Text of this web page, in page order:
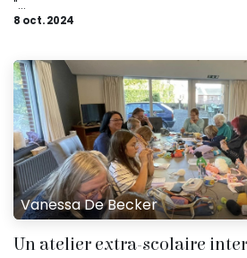
"...
8 oct. 2024
Vanessa De Becker
Un atelier extra-scolaire